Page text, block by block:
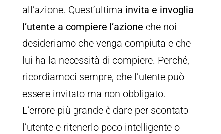
all’azione. Quest’ultima invita e invoglia
l’utente a compiere l’azione che noi
desideriamo che venga compiuta e che
lui ha la necessità di compiere. Perché,
ricordiamoci sempre, che l’utente può
essere invitato ma non obbligato.
L’errore più grande è dare per scontato
l’utente e ritenerlo poco intelligente o